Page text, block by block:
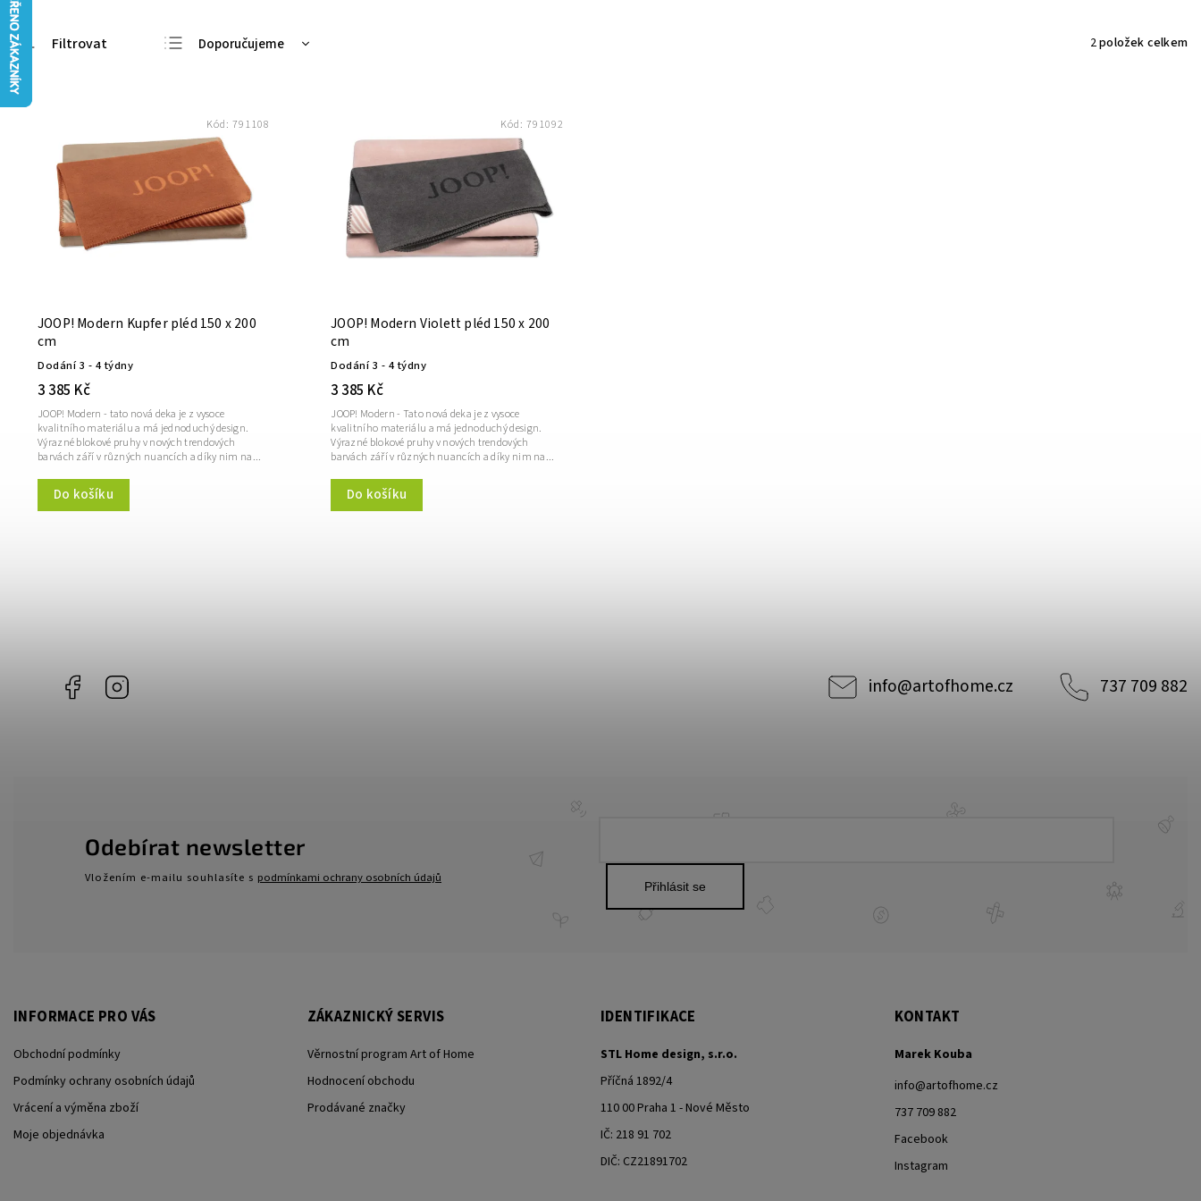
Doporučujeme
Nejprodávanější
Abecedně
2položek celkem
JOOP! Modern Kupfer pléd 150 x 200
cm
Dodání 3 - 4 týdny
3 385 Kč
Do košíku
JOOP! Modern - tato nová deka je z vysoce
kvalitního materiálu a má jednoduchý design.
Výrazné blokové pruhy v nových trendových
barvách září v různých nuancích a díky nim na...
Kód:791108
JOOP! Modern Violett pléd 150 x 200
cm
Dodání 3 - 4 týdny
3 385 Kč
Do košíku
JOOP! Modern - Tato nová deka je z vysoce
kvalitního materiálu a má jednoduchý design.
Výrazné blokové pruhy v nových trendových
barvách září v různých nuancích a díky nim na...
Kód: 791092
Facebook info@artofhome.cz 737 709 882
Odebírat newsletter
Vložením e-mailu souhlasíte s podmínkami ochrany osobních údajů
Přihlásit se
INFORMACE PRO VÁS
Obchodní podmínky
Podmínky ochrany osobních údajů
Vrácení a výměna zboží
Moje objednávka
ZÁKAZNICKÝ SERVIS
Věrnostní program Art of Home
Hodnocení obchodu
Prodávané značky
IDENTIFIKACE
STL Home design, s.r.o.
Příčná 1892/4
110 00 Praha 1 - Nové Město
IČ: 218 91 702
DIČ: CZ21891702
KONTAKT
Marek Kouba
info@artofhome.cz
737 709 882
Facebook
Instagram